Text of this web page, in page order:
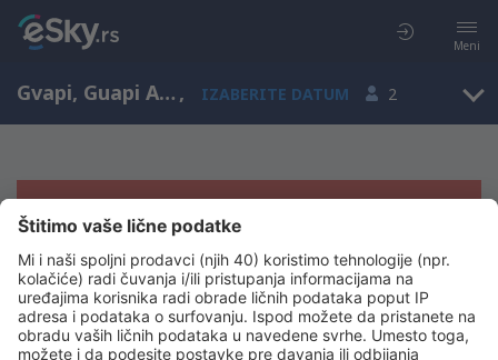
Meni
Gvapi, Guapi Airport, Cauca, Kolumbija (GPI) , IZABERITE DATUM 2
Žao nam je, ne možemo da prikažemo
rezultate
Pokušajte još jednom kad izaberete druge kriterijume